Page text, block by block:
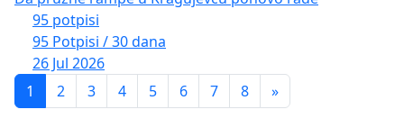
95 potpisi
95 Potpisi / 30 dana
26 Jul 2026
1
2 3 4 5 6 7 8 »